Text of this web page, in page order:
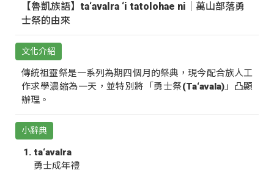
【魯凱族語】ta‘avalra ‘i tatolohae ni｜萬山部落勇
士祭的由來
文化介紹
傳統祖靈祭是一系列為期四個月的祭典，現今配合族人工
作求學濃縮為一天，並特別將「勇士祭(Ta‘avala)」凸顯
辦理。
小辭典
ta‘avalra
勇士成年禮